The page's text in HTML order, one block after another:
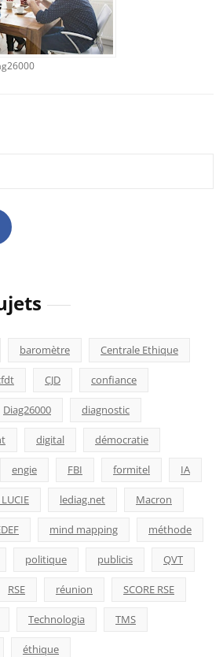
baromètre Centrale Ethique
CJD confiance
Diag26000 diagnostic
digital démocratie
engie FBI formitel IA
lediag.net Macron
mind mapping méthode
politique publicis QVT
RSE réunion SCORE RSE
Technologia TMS
éthique